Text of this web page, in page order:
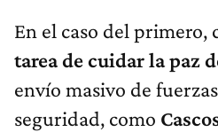
En el caso del
tarea de cuidar la paz
envío masivo de
seguridad, como